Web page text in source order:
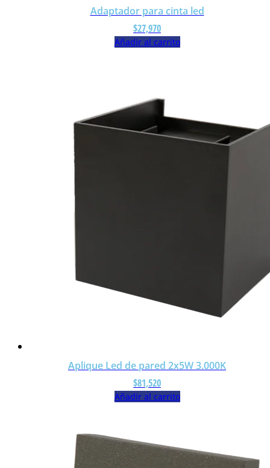
Adaptador para cinta led
$27,970
Añadir al carrito
Aplique Led de pared 2x5W 3.000K
$81,520
Añadir al carrito